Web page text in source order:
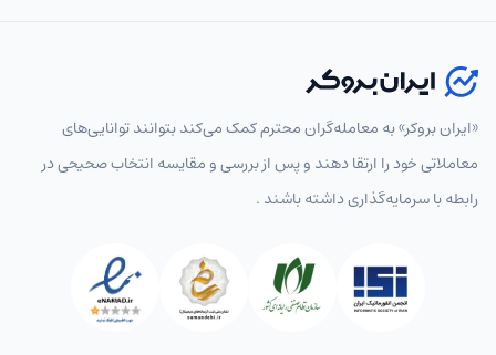
«ایران بروکر» به معامله‌گران محترم کمک می‌کند بتوانند توانایی‌های
معاملاتی خود را ارتقا دهند و پس از بررسی و مقایسه انتخاب‌ صحیحی در
رابطه با سرمایه‌گذاری داشته باشند .